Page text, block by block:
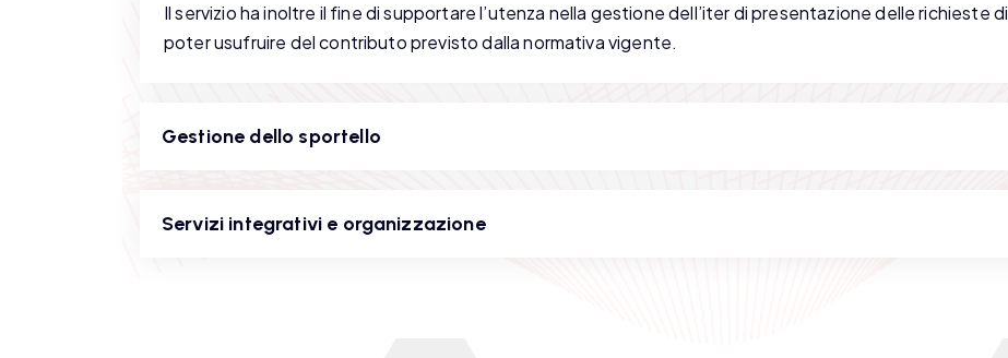
Il servizio ha inoltre il fine di supportare l’utenza nella gestione dell’iter di presentazione delle richieste di
poter usufruire del contributo previsto dalla normativa vigente.
Gestione dello sportello
Servizi integrativi e organizzazione